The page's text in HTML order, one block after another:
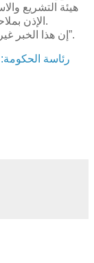
هيئة التشريع
الإذن بملاحقة المدير العام لأمن الدولة اللواء أنطوان صليبا.
إن هذا الخبر غير صحيح، وربما غير بريء في الخلفيات والأهداف”.
رئاسة